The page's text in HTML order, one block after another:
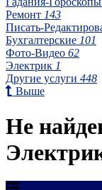
Ремонт 143
Писать-
Бухгалтерские 101
Фото-Видео 62
Электрик 1
Другие услуги 448
Выше
Не